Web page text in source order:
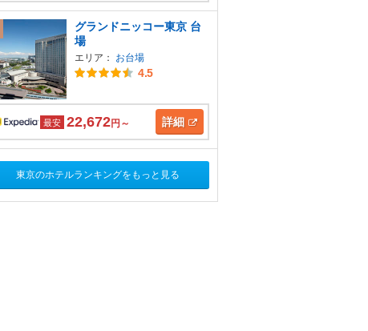
グランドニッコー東京 台
場
エリア： お台場
4.5
最安 22,672円～ 詳細
東京のホテルランキングをもっと見る